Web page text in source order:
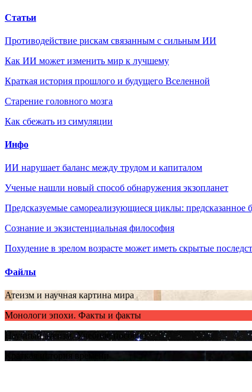
Статьи
Противодействие рискам связанным с сильным ИИ
Как ИИ может изменить мир к лучшему
Краткая история прошлого и будущего Вселенной
Старение головного мозга
Как сбежать из симуляции
Инфо
ИИ нарушает баланс между трудом и капиталом
Ученые нашли новый способ обнаружения экзопланет
Предсказуемые самореализующиеся циклы: предсказанное
Сознание и экзистенциальная философия
Похудение в зрелом возрасте может иметь скрытые
Файлы
Атеизм и научная картина мира
Монологи эпохи. Факты и факты
Научный атеизм. Учебное пособие
Краткая история времени